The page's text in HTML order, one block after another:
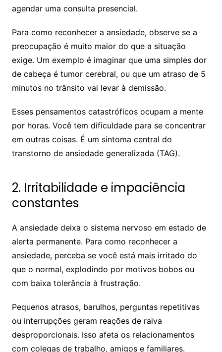
agendar uma consulta presencial.
Para como reconhecer a ansiedade, observe se a
preocupação é muito maior do que a situação
exige. Um exemplo é imaginar que uma simples dor
de cabeça é tumor cerebral, ou que um atraso de 5
minutos no trânsito vai levar à demissão.
Esses pensamentos catastróficos ocupam a mente
por horas. Você tem dificuldade para se concentrar
em outras coisas. É um sintoma central do
transtorno de ansiedade generalizada (TAG).
2. Irritabilidade e impaciência
constantes
A ansiedade deixa o sistema nervoso em estado de
alerta permanente. Para como reconhecer a
ansiedade, perceba se você está mais irritado do
que o normal, explodindo por motivos bobos ou
com baixa tolerância à frustração.
Pequenos atrasos, barulhos, perguntas repetitivas
ou interrupções geram reações de raiva
desproporcionais. Isso afeta os relacionamentos
com colegas de trabalho, amigos e familiares.